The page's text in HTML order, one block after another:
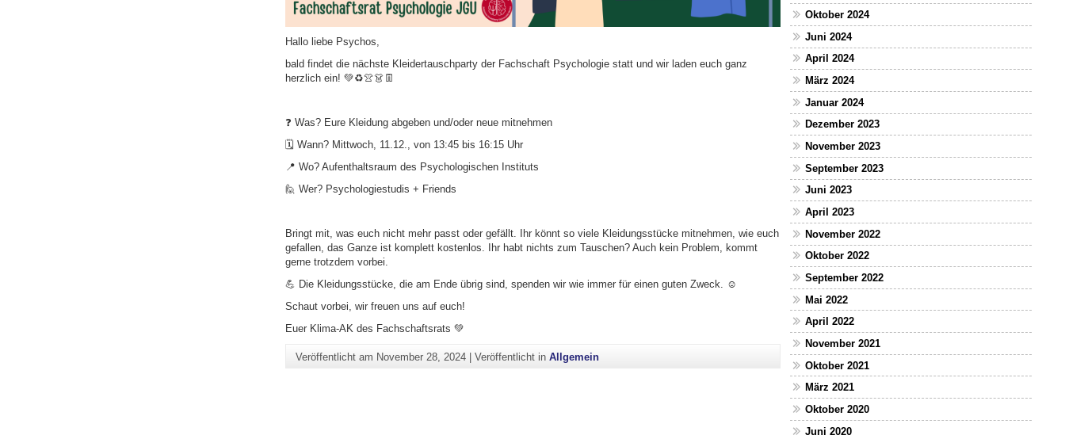
Hallo liebe Psychos,
bald findet die nächste Kleidertauschparty der Fachschaft Psychologie statt und wir laden euch ganz
herzlich ein! 💚♻️👚👗👖
❓ Was? Eure Kleidung abgeben und/oder neue mitnehmen
🗓️ Wann? Mittwoch, 11.12., von 13:45 bis 16:15 Uhr
📍 Wo? Aufenthaltsraum des Psychologischen Instituts
🙋 Wer? Psychologiestudis + Friends
Bringt mit, was euch nicht mehr passt oder gefällt. Ihr könnt so viele Kleidungsstücke mitnehmen, wie euch
gefallen, das Ganze ist komplett kostenlos. Ihr habt nichts zum Tauschen? Auch kein Problem, kommt
gerne trotzdem vorbei.
💪 Die Kleidungsstücke, die am Ende übrig sind, spenden wir wie immer für einen guten Zweck. ☺️
Schaut vorbei, wir freuen uns auf euch!
Euer Klima-AK des Fachschaftsrats 💚
Veröffentlicht am November 28, 2024 |Veröffentlicht inAllgemein
Oktober 2024
Juni 2024
April 2024
März 2024
Januar 2024
Dezember 2023
November 2023
September 2023
Juni 2023
April 2023
November 2022
Oktober 2022
September 2022
Mai 2022
April 2022
November 2021
Oktober 2021
März 2021
Oktober 2020
Juni 2020